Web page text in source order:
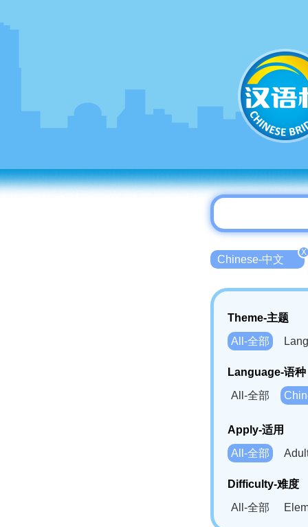
Chinese-中文
X
Theme-主题
All-全部
Language-语种
All-全部
Bahasa
Swahili(SW)-
Apply-适用
All-全部
Difficulty-难度
All-全部